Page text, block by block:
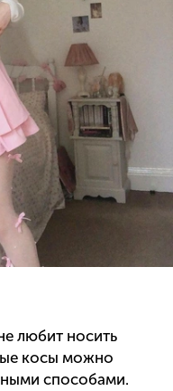
любит носить
косы можно
способами.